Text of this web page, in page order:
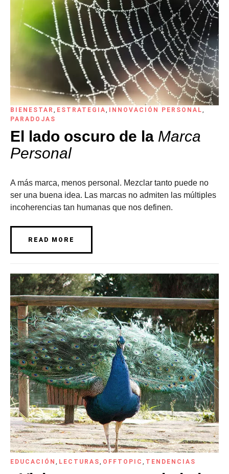
BIENESTAR , ESTRATEGIA, INNOVACIÓN PERSONAL,
PARADOJAS
El lado oscuro de la Marca
Personal
A más marca, menos personal. Mezclar tanto puede no
ser una buena idea. Las marcas no admiten las múltiples
incoherencias tan humanas que nos definen.
READ MORE
EDUCACIÓN , LECTURAS, OFFTOPIC , TENDENCIAS